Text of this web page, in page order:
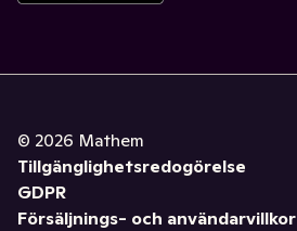
© 2026 Mathem
Tillgänglighetsredogörelse
GDPR
Försäljnings- och användarvillkor